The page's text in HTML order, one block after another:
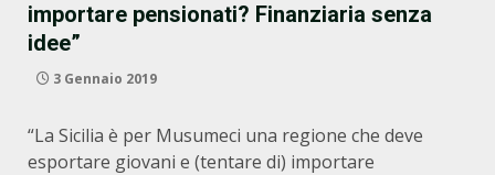
importare pensionati? Finanziaria senza
idee”
3 Gennaio 2019
“La Sicilia è per Musumeci una regione che deve
esportare giovani e (tentare di) importare